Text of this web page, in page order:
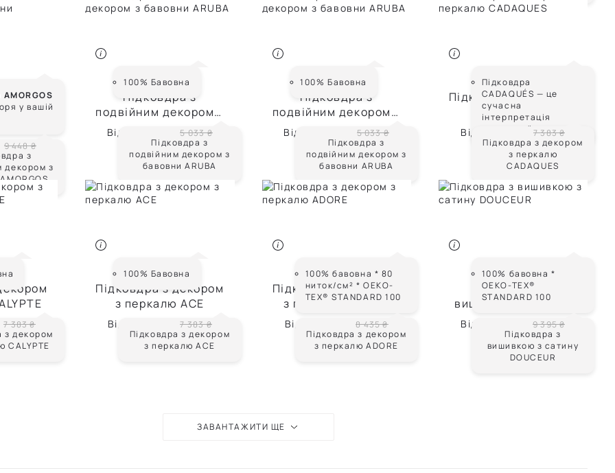
AMORGOS
у вашій
з
з
з
декором з
9 448 ₴
100% Бавовна
ARUBA
Підковдра з
подвійним декором з
бавовни ARUBA
Підковдра з
подвійним декором з
бавовни ARUBA
Від 5 033 ₴
100% Бавовна
ARUBA
Підковдра з
подвійним декором з
бавовни ARUBA
Підковдра з
подвійним декором з
бавовни ARUBA
Від 5 033 ₴
Підковдра
CADAQUÉS — це
сучасна
інтерпретація
природної гармонії.
CADAQUES
Підковдра з декором
з перкалю
CADAQUES
Підковдра з декором
з перкалю
CADAQUES
Від 7 383 ₴
з декором
CALYPTE
7 383 ₴
100% Бавовна
ACE
Підковдра з декором
з перкалю ACE
Підковдра з декором
з перкалю ACE
Від 7 383 ₴
100% бавовна * 80
ниток/см² * OEKO-
TEX® STANDARD 100
ADORE
Підковдра з декором
з перкалю ADORE
Підковдра з декором
з перкалю ADORE
Від 8 435 ₴
100% бавовна *
OEKO-TEX®
STANDARD 100
DOUCEUR
Підковдра з
вишивкою з сатину
DOUCEUR
Підковдра з
вишивкою з сатину
DOUCEUR
Від 9 395 ₴
ЗАВАНТАЖИТИ ЩЕ